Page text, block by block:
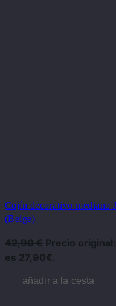
Cojín decorativo mediano
(Beige)
42,90€ Precio
es 27,90€.
añadir a la cesta